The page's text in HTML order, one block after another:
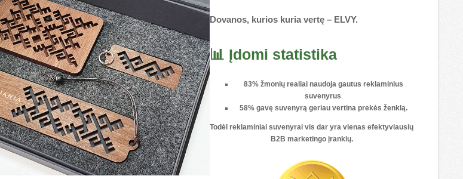
Dovanos, kurios kuria vertę – ELVY.
📊 Įdomi statistika
83% žmonių realiai naudoja gautus reklaminius
suvenyrus.
58% gavę suvenyrą geriau vertina prekės ženklą.
Todėl reklaminiai suvenyrai vis dar yra vienasefektyviausių
B2B marketingo įrankių.